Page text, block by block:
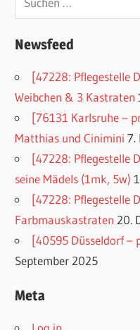
Newsfeed
[47228: Pflegestelle
Weibchen & 3 Kastraten
[76131 Karlsruhe –
Matthias und Cinimini 7.
[47228: Pflegestelle
seine Mädels (1mk, 5w)
[47228: Pflegestelle
Farbmauskastraten 20.
[40595 Düsseldorf –
September 2025
Meta